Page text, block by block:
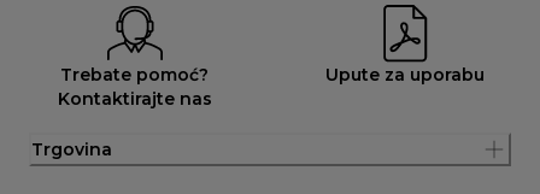
Trebate pomoć?
Kontaktirajte nas
Upute za uporabu
Trgovina